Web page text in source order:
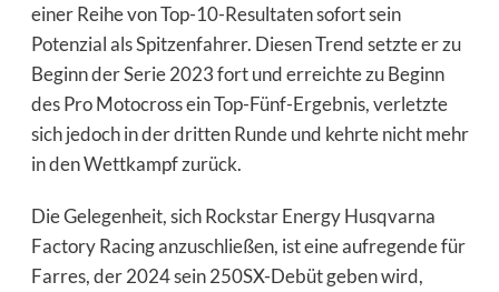
einer Reihe von Top-10-Resultaten sofort sein
Potenzial als Spitzenfahrer. Diesen Trend setzte er zu
Beginn der Serie 2023 fort und erreichte zu Beginn
des Pro Motocross ein Top-Fünf-Ergebnis, verletzte
sich jedoch in der dritten Runde und kehrte nicht mehr
in den Wettkampf zurück.
Die Gelegenheit, sich Rockstar Energy Husqvarna
Factory Racing anzuschließen, ist eine aufregende für
Farres, der 2024 sein 250SX-Debüt geben wird,